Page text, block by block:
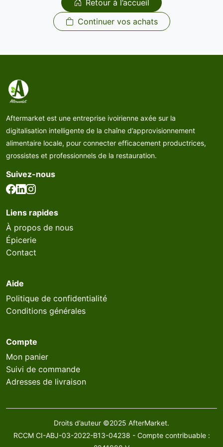
Retour à l’accueil
Continuer vos achats
Aftermarket est une entreprise ivoirienne axée sur la
digitalisation intelligente de la chaîne d’approvisionnement
alimentaire locale, pour connecter efficacement productrices,
grossistes et professionnels de la restauration.
Suivez-nous
Liens rapides
À propos de nous
Épicerie
Contact
Aide
Politique de confidentialité
Conditions générales
Compte
Mon panier
Suivi de commande
Adresses de livraison
Droits d’auteur ©2025 AfterMarket.
RCCM CI-ABJ-03-2022-B13-04238 - Compte contribuable :